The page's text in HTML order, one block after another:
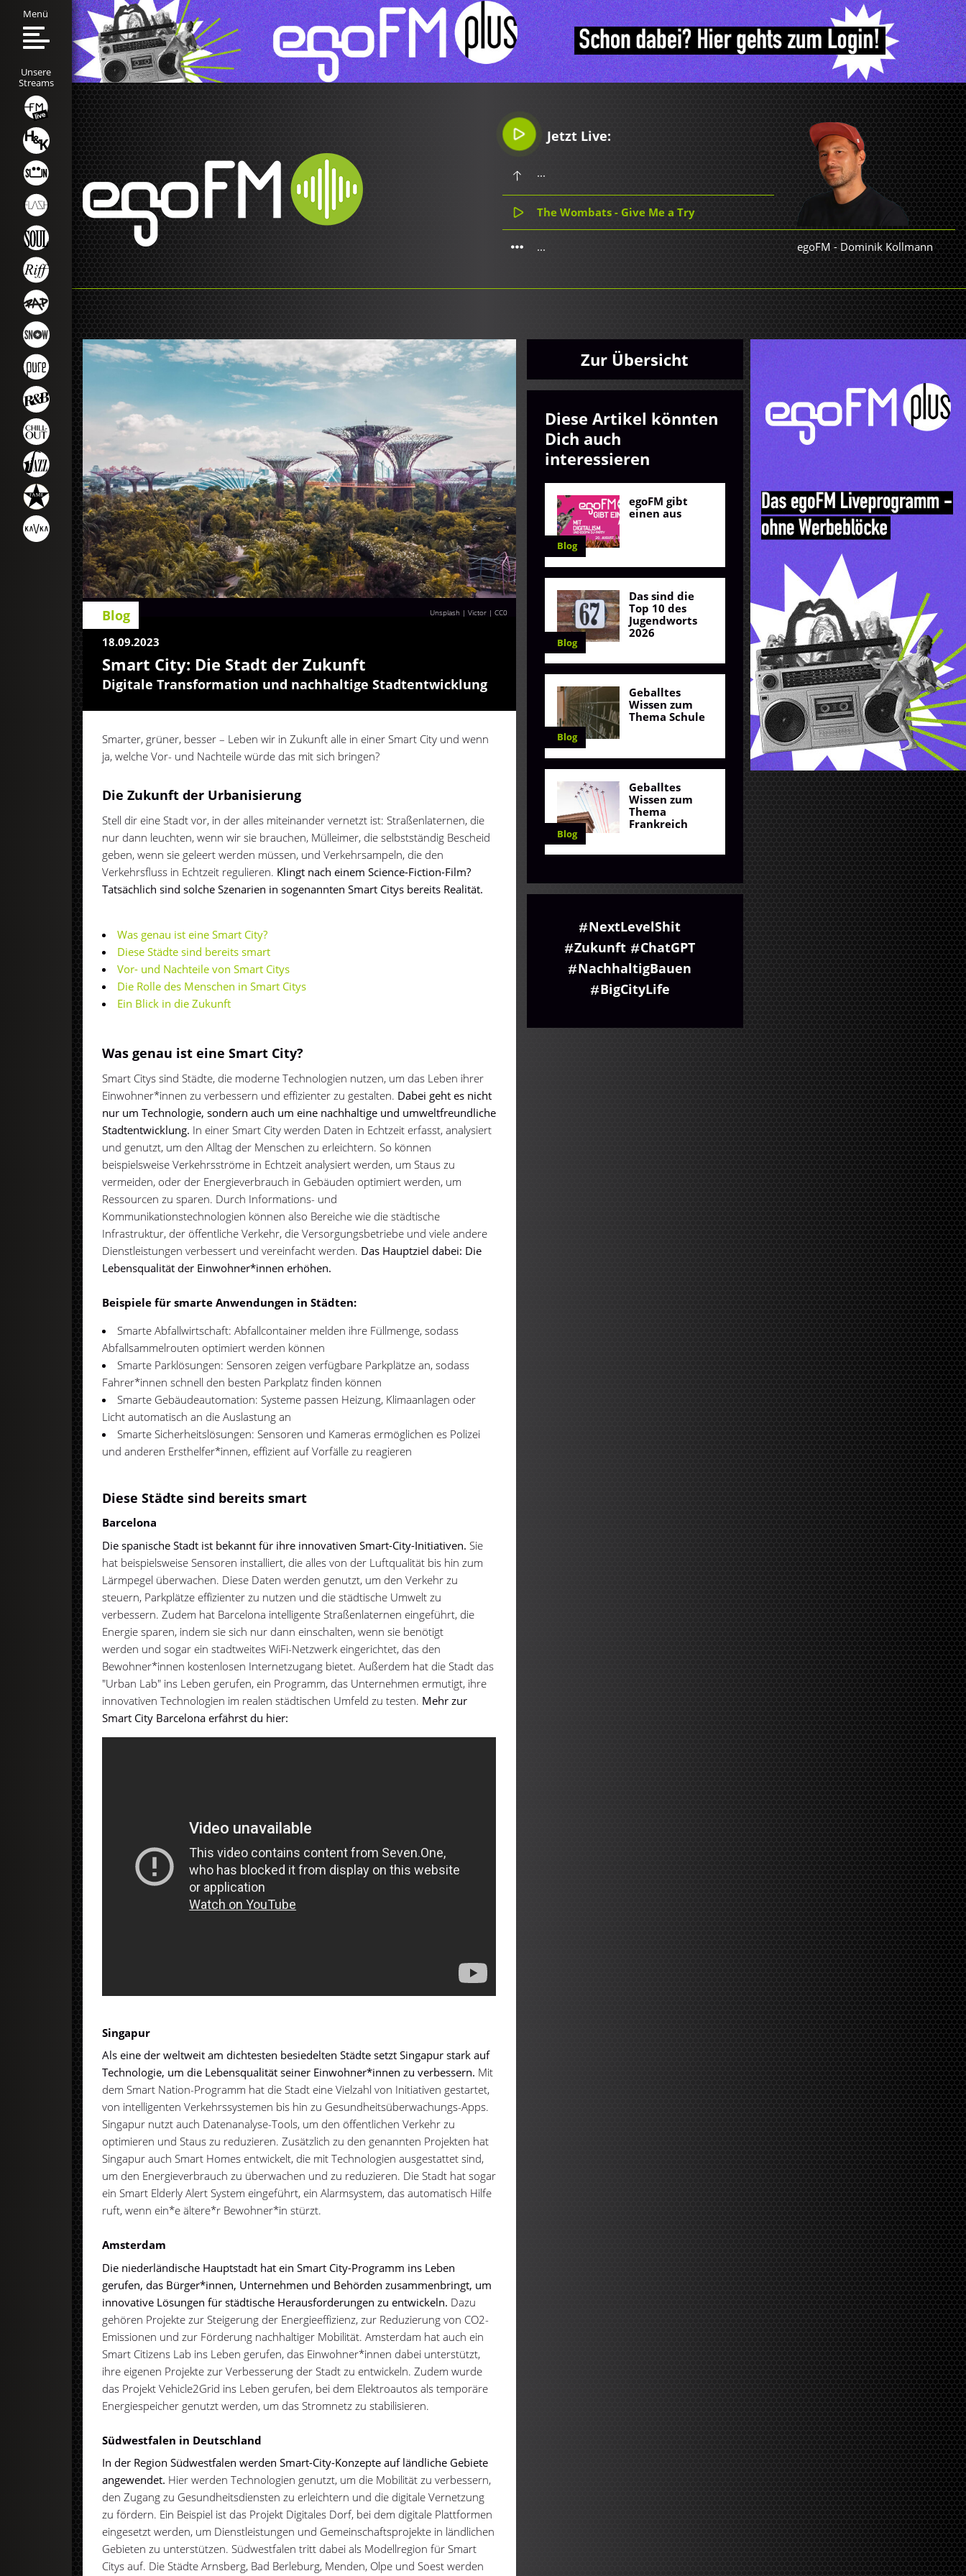
Jetzt Live:
...
The Wombats - Give Me a Try
... egoFM - Dominik Kollmann
Menü
Unsere
Streams
Unsplash | Victor| CC0
Blog
18.09.2023
Smart City: Die Stadt der Zukunft
Digitale Transformation und nachhaltige Stadtentwicklung
Smarter, grüner, besser – Leben wir in Zukunft alle in einer Smart City und wenn
ja, welche Vor- und Nachteile würde das mit sich bringen?
Die Zukunft der Urbanisierung
Stell dir eine Stadt vor, in der alles miteinander vernetzt ist: Straßenlaternen, die
nur dann leuchten, wenn wir sie brauchen, Mülleimer, die selbstständig Bescheid
geben, wenn sie geleert werden müssen, und Verkehrsampeln, die den
Verkehrsfluss in Echtzeit regulieren. Klingt nach einem Science-Fiction-Film?
Tatsächlich sind solche Szenarien in sogenannten Smart Citys bereits Realität.
Was genau ist eine Smart City?
Diese Städte sind bereits smart
Vor- und Nachteile von Smart Citys
Die Rolle des Menschen in Smart Citys
Ein Blick in die Zukunft
Was genau ist eine Smart City?
Smart Citys sind Städte, die moderne Technologien nutzen, um das Leben ihrer
Einwohner*innen zu verbessern und effizienter zu gestalten. Dabei geht es nicht
nur um Technologie, sondern auch um eine nachhaltige und umweltfreundliche
Stadtentwicklung. In einer Smart City werden Daten in Echtzeit erfasst, analysiert
und genutzt, um den Alltag der Menschen zu erleichtern. So können
beispielsweise Verkehrsströme in Echtzeit analysiert werden, um Staus zu
vermeiden, oder der Energieverbrauch in Gebäuden optimiert werden, um
Ressourcen zu sparen. Durch Informations- und
Kommunikationstechnologien können also Bereiche wie die städtische
Infrastruktur, der öffentliche Verkehr, die Versorgungsbetriebe und viele andere
Dienstleistungen verbessert und vereinfacht werden. Das Hauptziel dabei: Die
Lebensqualität der Einwohner*innen erhöhen.
Beispiele für smarte Anwendungen in Städten:
Smarte Abfallwirtschaft: Abfallcontainer melden ihre Füllmenge, sodass
Abfallsammelrouten optimiert werden können
Smarte Parklösungen: Sensoren zeigen verfügbare Parkplätze an, sodass
Fahrer*innen schnell den besten Parkplatz finden können
Smarte Gebäudeautomation: Systeme passen Heizung, Klimaanlagen oder
Licht automatisch an die Auslastung an
Smarte Sicherheitslösungen: Sensoren und Kameras ermöglichen es Polizei
und anderen Ersthelfer*innen, effizient auf Vorfälle zu reagieren
Diese Städte sind bereits smart
Barcelona
Die spanische Stadt ist bekannt für ihre innovativen Smart-City-Initiativen. Sie
hat beispielsweise Sensoren installiert, die alles von der Luftqualität bis hin zum
Lärmpegel überwachen. Diese Daten werden genutzt, um den Verkehr zu
steuern, Parkplätze effizienter zu nutzen und die städtische Umwelt zu
verbessern. Zudem hat Barcelona intelligente Straßenlaternen eingeführt, die
Energie sparen, indem sie sich nur dann einschalten, wenn sie benötigt
werden und sogar ein stadtweites WiFi-Netzwerk eingerichtet, das den
Bewohner*innen kostenlosen Internetzugang bietet. Außerdem hat die Stadt das
"Urban Lab" ins Leben gerufen, ein Programm, das Unternehmen ermutigt, ihre
innovativen Technologien im realen städtischen Umfeld zu testen. Mehr zur
Smart City Barcelona erfährst du hier:
Singapur
Als eine der weltweit am dichtesten besiedelten Städte setzt Singapur stark auf
Technologie, um die Lebensqualität seiner Einwohner*innen zu verbessern. Mit
dem Smart Nation-Programm hat die Stadt eine Vielzahl von Initiativen gestartet,
von intelligenten Verkehrssystemen bis hin zu Gesundheitsüberwachungs-Apps.
Singapur nutzt auch Datenanalyse-Tools, um den öffentlichen Verkehr zu
optimieren und Staus zu reduzieren. Zusätzlich zu den genannten Projekten hat
Singapur auch Smart Homes entwickelt, die mit Technologien ausgestattet sind,
um den Energieverbrauch zu überwachen und zu reduzieren. Die Stadt hat sogar
ein Smart Elderly Alert System eingeführt, ein Alarmsystem, das automatisch Hilfe
ruft, wenn ein*e ältere*r Bewohner*in stürzt.
Amsterdam
Die niederländische Hauptstadt hat ein Smart City-Programm ins Leben
gerufen, das Bürger*innen, Unternehmen und Behörden zusammenbringt, um
innovative Lösungen für städtische Herausforderungen zu entwickeln. Dazu
gehören Projekte zur Steigerung der Energieeffizienz, zur Reduzierung von CO2-
Emissionen und zur Förderung nachhaltiger Mobilität. Amsterdam hat auch ein
Smart Citizens Lab ins Leben gerufen, das Einwohner*innen dabei unterstützt,
ihre eigenen Projekte zur Verbesserung der Stadt zu entwickeln. Zudem wurde
das Projekt Vehicle2Grid ins Leben gerufen, bei dem Elektroautos als temporäre
Energiespeicher genutzt werden, um das Stromnetz zu stabilisieren.
Südwestfalen in Deutschland
In der Region Südwestfalen werden Smart-City-Konzepte auf ländliche Gebiete
angewendet. Hier werden Technologien genutzt, um die Mobilität zu verbessern,
den Zugang zu Gesundheitsdiensten zu erleichtern und die digitale Vernetzung
zu fördern. Ein Beispiel ist das Projekt Digitales Dorf, bei dem digitale Plattformen
eingesetzt werden, um Dienstleistungen und Gemeinschaftsprojekte in ländlichen
Gebieten zu unterstützen. Südwestfalen tritt dabei als Modellregion für Smart
Citys auf. Die Städte Arnsberg, Bad Berleburg, Menden, Olpe und Soest werden
Zur Übersicht
Diese Artikel könnten
Dich auch
interessieren
Blog
egoFM gibt
einen aus
Blog
Das sind die
Top 10 des
Jugendworts
2026
Blog
Geballtes
Wissen zum
Thema Schule
Blog
Geballtes
Wissen zum
Thema
Frankreich
NextLevelShit
Zukunft
ChatGPT
NachhaltigBauen
BigCityLife